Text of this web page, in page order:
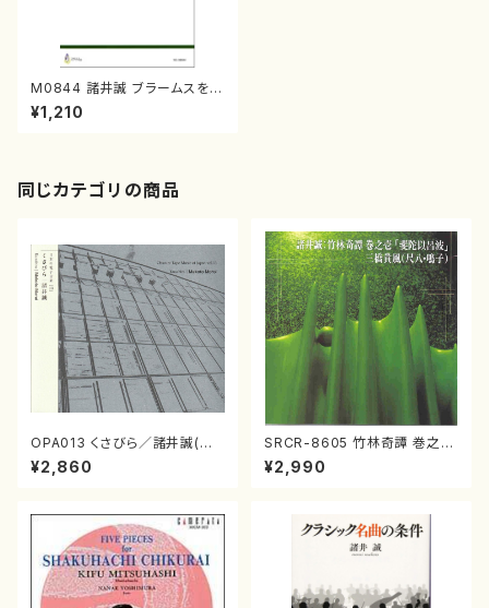
M0844 諸井誠 ブラームスを語
る７（諸井誠/書籍）
¥1,210
同じカテゴリの商品
OPA013 くさびら／諸井誠(電
子音楽／CD)
¥2,860
SRCR-8605 竹林奇譚 巻之壱
（尺八/諸井誠/CD）
¥2,990